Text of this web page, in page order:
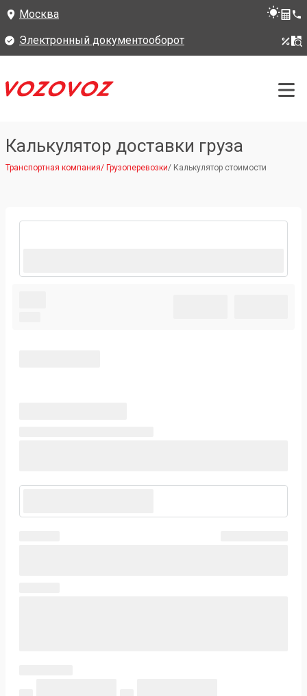
Москва
Электронный документооборот
Калькулятор доставки груза
Транспортная компания/ Грузоперевозки/ Калькулятор стоимости